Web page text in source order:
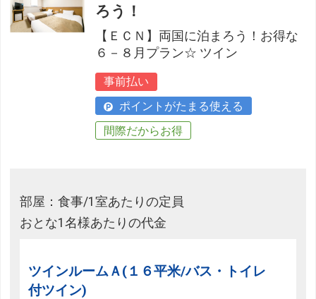
ろう！
【ＥＣＮ】両国に泊まろう！お得な
６－８月プラン☆ ツイン
事前払い
ポイントがたまる使える
間際だからお得
部屋：食事/1室あたりの定員
おとな1名様あたりの代金
ツインルームＡ(１６平米/バス・トイレ
付ツイン)